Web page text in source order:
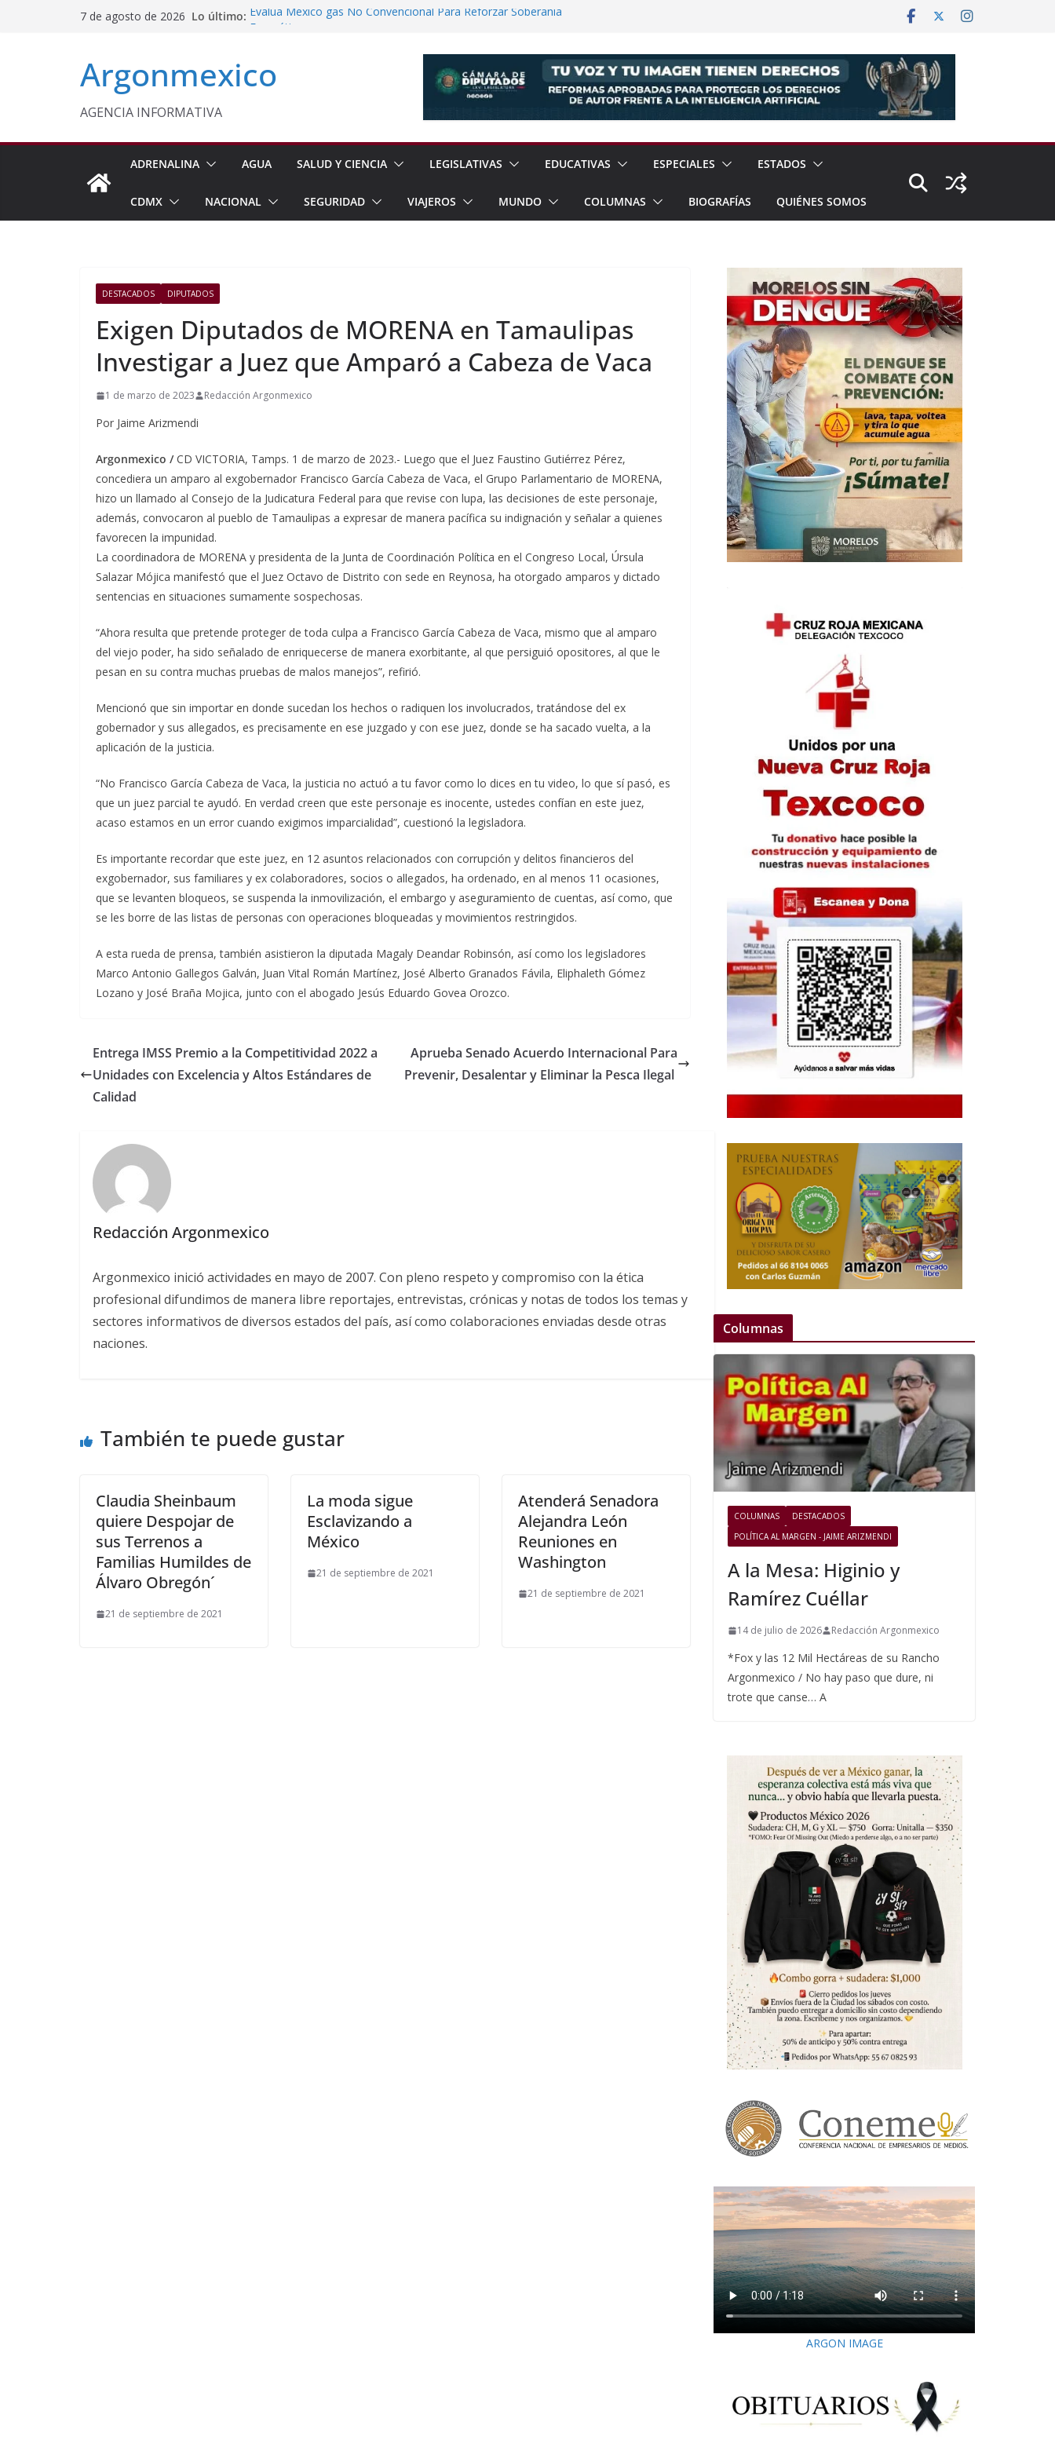
7 de agosto de 2026 Lo último: Evalúa México gas No Convencional Para Reforzar Soberanía
Texcoco Fortalece Prestaciones de Trabajadores del
Aseguran Casi 10 Millones de Cigarrillos Apócrifos en
Michoacán
Argonmexico
AGENCIA INFORMATIVA
ADRENALINA AGUA SALUD Y CIENCIA LEGISLATIVAS EDUCATIVAS ESPECIALES ESTADOS
CDMX NACIONAL SEGURIDAD VIAJEROS MUNDO COLUMNAS BIOGRAFÍAS QUIÉNES SOMOS
DESTACADOS DIPUTADOS
Exigen Diputados de MORENA en Tamaulipas
Investigar a Juez que Amparó a Cabeza de Vaca
1 de marzo de 2023 Redacción Argonmexico
Por Jaime Arizmendi
Argonmexico /CD VICTORIA, Tamps. 1 de marzo de 2023.- Luego que el Juez Faustino Gutiérrez Pérez,
concediera un amparo al exgobernador Francisco García Cabeza de Vaca, el Grupo Parlamentario de MORENA,
hizo un llamado al Consejo de la Judicatura Federal para que revise con lupa, las decisiones de este personaje,
además, convocaron al pueblo de Tamaulipas a expresar de manera pacífica su indignación y señalar a quienes
favorecen la impunidad.
La coordinadora de MORENA y presidenta de la Junta de Coordinación Política en el Congreso Local, Úrsula
Salazar Mójica manifestó que el Juez Octavo de Distrito con sede en Reynosa, ha otorgado amparos y dictado
sentencias en situaciones sumamente sospechosas.
“Ahora resulta que pretende proteger de toda culpa a Francisco García Cabeza de Vaca, mismo que al amparo
del viejo poder, ha sido señalado de enriquecerse de manera exorbitante, al que persiguió opositores, al que le
pesan en su contra muchas pruebas de malos manejos”, refirió.
Mencionó que sin importar en donde sucedan los hechos o radiquen los involucrados, tratándose del ex
gobernador y sus allegados, es precisamente en ese juzgado y con ese juez, donde se ha sacado vuelta, a la
aplicación de la justicia.
“No Francisco García Cabeza de Vaca, la justicia no actuó a tu favor como lo dices en tu video, lo que sí pasó, es
que un juez parcial te ayudó. En verdad creen que este personaje es inocente, ustedes confían en este juez,
acaso estamos en un error cuando exigimos imparcialidad”, cuestionó la legisladora.
Es importante recordar que este juez, en 12 asuntos relacionados con corrupción y delitos financieros del
exgobernador, sus familiares y ex colaboradores, socios o allegados, ha ordenado, en al menos 11 ocasiones,
que se levanten bloqueos, se suspenda la inmovilización, el embargo y aseguramiento de cuentas, así como, que
se les borre de las listas de personas con operaciones bloqueadas y movimientos restringidos.
A esta rueda de prensa, también asistieron la diputada Magaly Deandar Robinsón, así como los legisladores
Marco Antonio Gallegos Galván, Juan Vital Román Martínez, José Alberto Granados Fávila, Eliphaleth Gómez
Lozano y José Braña Mojica, junto con el abogado Jesús Eduardo Govea Orozco.
Entrega IMSS Premio a la Competitividad 2022 a
Unidades con Excelencia y Altos Estándares de
Calidad
Aprueba Senado Acuerdo Internacional Para
Prevenir, Desalentar y Eliminar la Pesca Ilegal
Redacción Argonmexico
Argonmexico inició actividades en mayo de 2007. Con pleno respeto y compromiso con la ética
profesional difundimos de manera libre reportajes, entrevistas, crónicas y notas de todos los temas y
sectores informativos de diversos estados del país, así como colaboraciones enviadas desde otras
naciones.
También te puede gustar
Claudia Sheinbaum
quiere Despojar de
sus Terrenos a
Familias Humildes de
Álvaro Obregón´
21 de septiembre de 2021
La moda sigue
Esclavizando a
México
21 de septiembre de 2021
Atenderá Senadora
Alejandra León
Reuniones en
Washington
21 de septiembre de 2021
Columnas
COLUMNAS
DESTACADOS
POLÍTICA AL MARGEN - JAIME ARIZMENDI
A la Mesa: Higinio y
Ramírez Cuéllar
14 de julio de 2026 Redacción Argonmexico
*Fox y las 12 Mil Hectáreas de su Rancho
Argonmexico / No hay paso que dure, ni
trote que canse… A
ARGON IMAGE